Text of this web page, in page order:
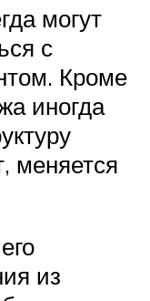
могут
с
Кроме
иногда
меняется
из